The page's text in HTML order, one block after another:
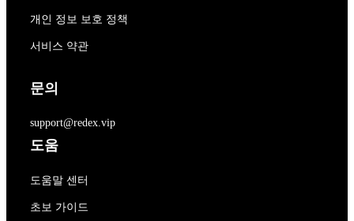
개인 정보 보호 정책
서비스 약관
문의
support@redex.vip
도움
도움말 센터
초보 가이드